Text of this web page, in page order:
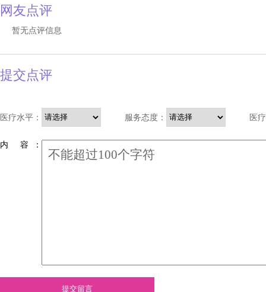
网友点评
暂无点评信息
提交点评
医疗水平： 服务态度： 医
内 容 ：
提交留言